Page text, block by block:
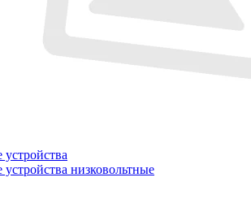
низковольтные